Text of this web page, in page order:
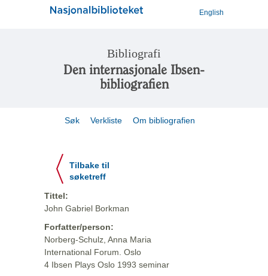
English
Bibliografi
Den internasjonale Ibsen-
bibliografien
Søk Verkliste Om bibliografien
Tilbake til
søketreff
Tittel:
John Gabriel Borkman
Forfatter/person:
Norberg-Schulz, Anna Maria
International Forum. Oslo
4 Ibsen Plays Oslo 1993 seminar